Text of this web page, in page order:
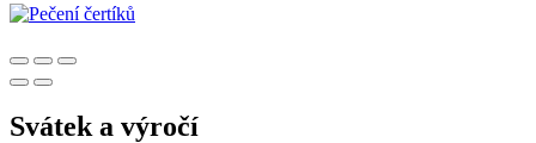
Svátek a výročí